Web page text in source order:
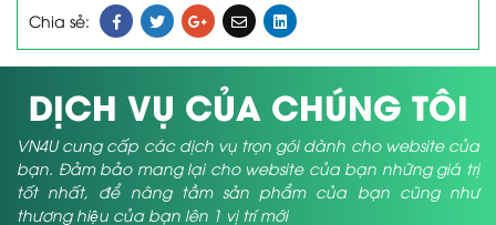
Vì đâu các bạn cần phải có
1 trang trang web chính
thức nội thất?
Khi sở hữu website chính thức nội thất, những Cty và Doanh
Chia sẻ:
DỊCH VỤ CỦA CHÚNG TÔI
VN4U cung cấp các dịch vụ trọn gói dành cho website của
bạn. Đảm bảo mang lại cho website của bạn những giá trị
tốt nhất, để nâng tầm sản phẩm của bạn cũng như
thương hiệu của bạn lên 1 vị trí mới